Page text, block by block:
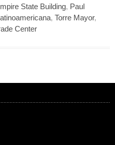
State Building, Paul
, Torre Mayor,
Center